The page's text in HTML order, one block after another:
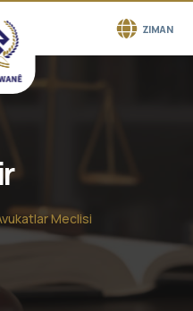
ZIMAN
Meclisi